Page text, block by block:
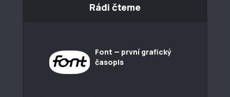
Rádi čteme
Font — první grafický
časopis